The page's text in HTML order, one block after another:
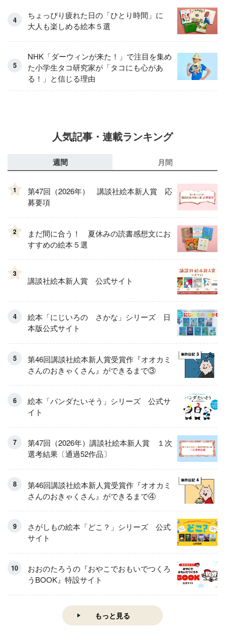
ちょっぴり疲れた日の「ひとり時間」に
大人も楽しめる絵本５選
NHK「ダーウィンが来た！」で注目を集め
た小学生タコ研究家が「タコにも心があ
る！」と信じる理由
人気記事・連載ランキング
週間 月間
1
第47回（2026年） 講談社絵本新人賞 応
募要項
2
まだ間に合う！ 夏休みの読書感想文にお
すすめの絵本５選
3
講談社絵本新人賞 公式サイト
絵本「にじいろの さかな」シリーズ 日
本版公式サイト
第46回講談社絵本新人賞受賞作『オオカミ
さんのおきゃくさん』ができるまで③
絵本「パンダたいそう」シリーズ 公式サ
イト
第47回（2026年）講談社絵本新人賞 １次
選考結果〔通過52作品〕
第46回講談社絵本新人賞受賞作『オオカミ
さんのおきゃくさん』ができるまで④
さがしもの絵本「どこ？」シリーズ 公式
サイト
おおのたろうの『おやこでおもいでつくろ
うBOOK』特設サイト
もっと見る